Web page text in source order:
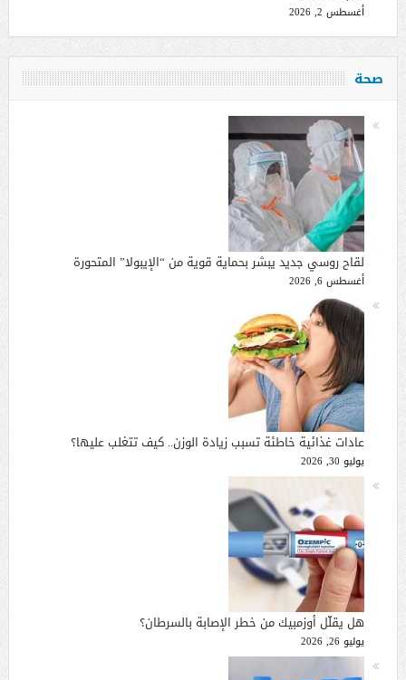
أغسطس 2, 2026
صحة
لقاح روسي جديد يبشر بحماية قوية من “الإيبولا” المتحورة
أغسطس 6, 2026
عادات غذائية خاطئة تسبب زيادة الوزن.. كيف تتغلب عليها؟
يوليو 30, 2026
هل يقلّل أوزمبيك من خطر الإصابة بالسرطان؟
يوليو 26, 2026